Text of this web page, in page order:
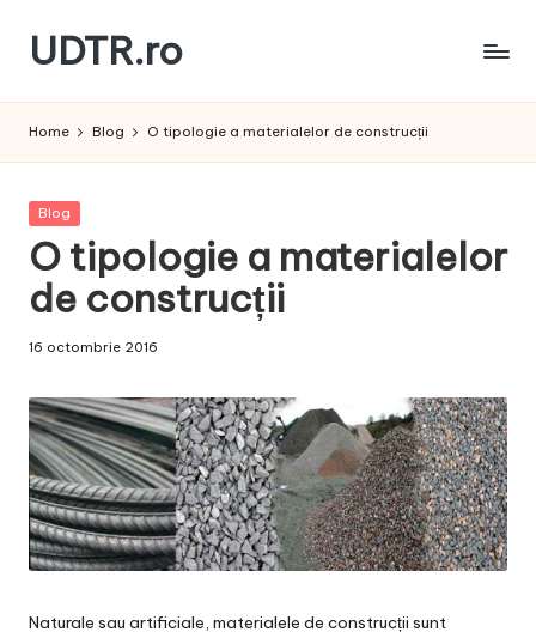
Skip
content
UDTR.ro
te
Home Blog O tipologie a materialelor de construcții
Posted
Blog
O tipologie a materialelor
de construcții
16 octombrie 2016
Naturale sau artificiale, materialele de construcții sunt